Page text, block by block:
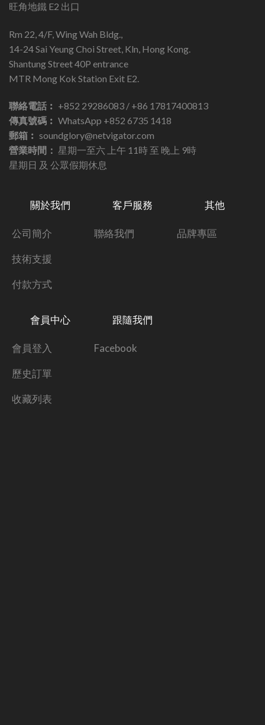
旺角地鐵 E2 出口
Rm 22, 4/F, Wing Wah Bldg.,
14-24 Sai Yeung Choi Street, Kln, Hong Kong.
Shantung Street 40P entrance
MTR Mong Kok Station Exit E2.
聯絡電話︰ +852 29286083 / +86 17817400813
傳真號碼︰ WhatsApp +852 6735 1418
郵箱︰ soundglory@netvigator.com
營業時間： 星期一至六 上午 11時 至 晚上 9時
星期日 及 公眾假期休息
關於我們
公司簡介
技術支援
付款方式
客戶服務
聯絡我們
其他
品牌專區
會員中心
會員登入
歷史訂單
收藏列表
跟隨我們
Facebook